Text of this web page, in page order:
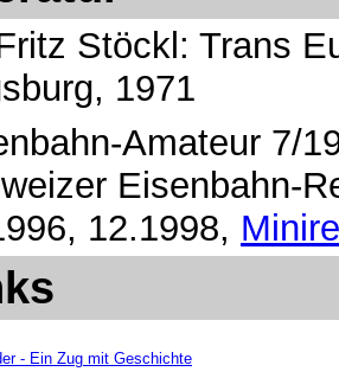
Stöckl: Trans
1971
Amateur 7/
Eisenbahn-
12.1998,
- Ein Zug mit Geschichte